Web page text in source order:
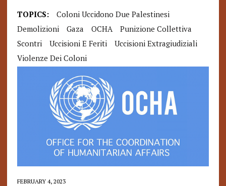
TOPICS:
Coloni Uccidono Due Palestinesi
Demolizioni
Gaza OCHA
Punizione Collettiva
Scontri
Uccisioni E Feriti
Uccisioni Extragiudiziali
Violenze Dei Coloni
FEBRUARY 4, 2023